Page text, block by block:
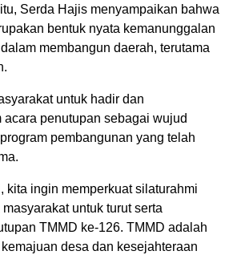
Serda Hajis menyampaikan bahwa
bentuk nyata kemanunggalan
membangun daerah, terutama
untuk hadir dan
acara penutupan sebagai wujud
pembangunan yang telah
kita ingin memperkuat silaturahmi
untuk turut serta
TMMD ke-126. TMMD adalah
desa dan kesejahteraan